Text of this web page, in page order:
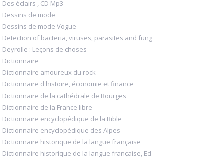
Des éclairs , CD Mp3
Dessins de mode
Dessins de mode Vogue
Detection of bacteria, viruses, parasites and fung
Deyrolle : Leçons de choses
Dictionnaire
Dictionnaire amoureux du rock
Dictionnaire d'histoire, économie et finance
Dictionnaire de la cathédrale de Bourges
Dictionnaire de la France libre
Dictionnaire encyclopédique de la Bible
Dictionnaire encyclopédique des Alpes
Dictionnaire historique de la langue française
Dictionnaire historique de la langue française, Ed